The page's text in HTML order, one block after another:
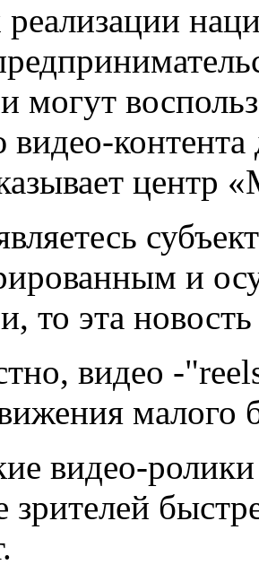
могут
видео-
центр
и
то эта новость
видео -
малого
видео-
зрителей